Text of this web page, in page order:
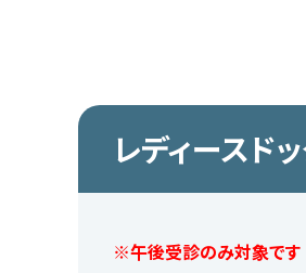
レディースド
※午後受診のみ対象です